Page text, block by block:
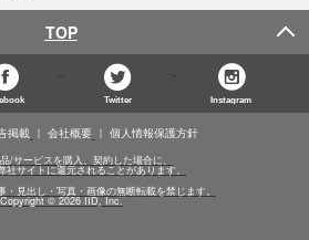
TOP
Twitter Instagram
掲載 会社概要 個人情報保護方針
/サービスを購入、契約した場合に、
社サイトに還元されることがあります。
・見出し・写真・画像の無断転載を禁じます。
Copyright © 2026 IID, Inc.